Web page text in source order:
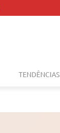
TENDÊNCIAS